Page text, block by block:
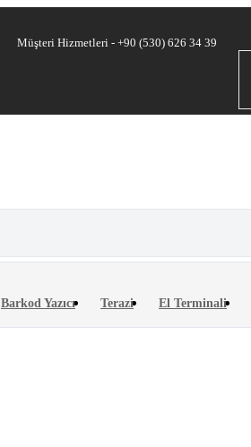
Müşteri Hizmetleri - +90 (530) 626 34 39
Barkod Yazıcı Terazi El Terminali